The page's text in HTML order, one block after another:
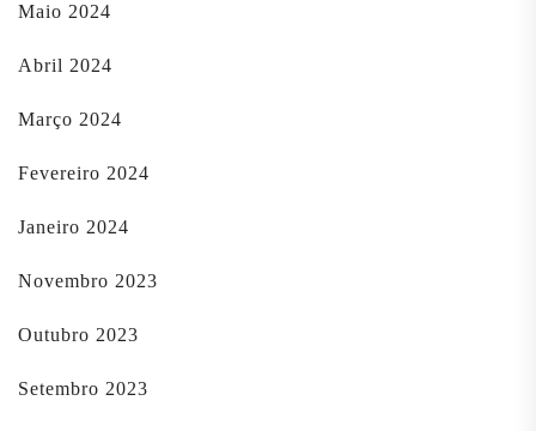
Maio 2024
Abril 2024
Março 2024
Fevereiro 2024
Janeiro 2024
Novembro 2023
Outubro 2023
Setembro 2023